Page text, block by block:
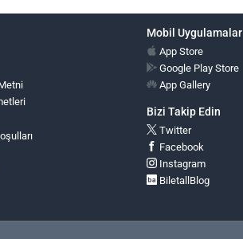
Mobil Uygulamalar
App Store
Google Play Store
App Gallery
Bizi Takip Edin
Twitter
Facebook
Instagram
BiletallBlog